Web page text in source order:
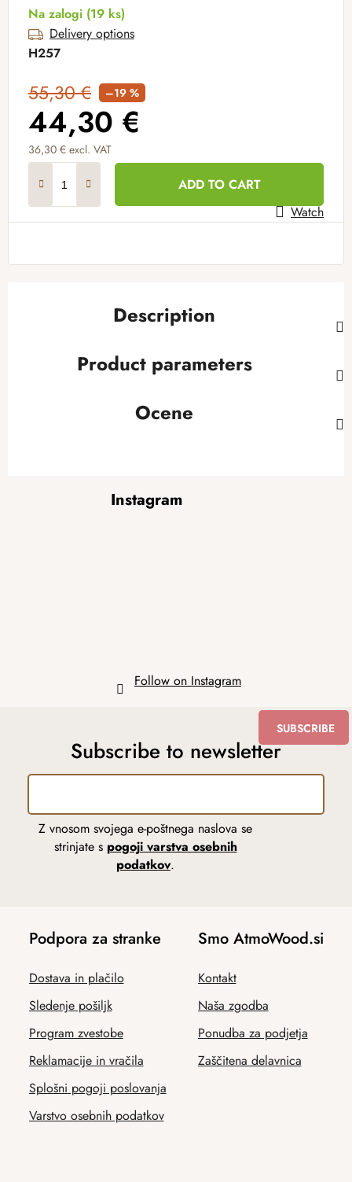
Na zalogi (19 ks)
Delivery options
H257
55,30 € –19 %
44,30 €
36,30 € excl. VAT
ADD TO CART
Watch
Description
Product parameters
Ocene
Instagram
Follow on Instagram
Subscribe to newsletter
Z vnosom svojega e-poštnega naslova se
strinjate s pogoji varstva osebnih
podatkov.
SUBSCRIBE
Podpora za stranke
Dostava in plačilo
Sledenje pošiljk
Program zvestobe
Reklamacije in vračila
Splošni pogoji poslovanja
Varstvo osebnih podatkov
Smo AtmoWood.si
Kontakt
Naša zgodba
Ponudba za podjetja
Zaščitena delavnica